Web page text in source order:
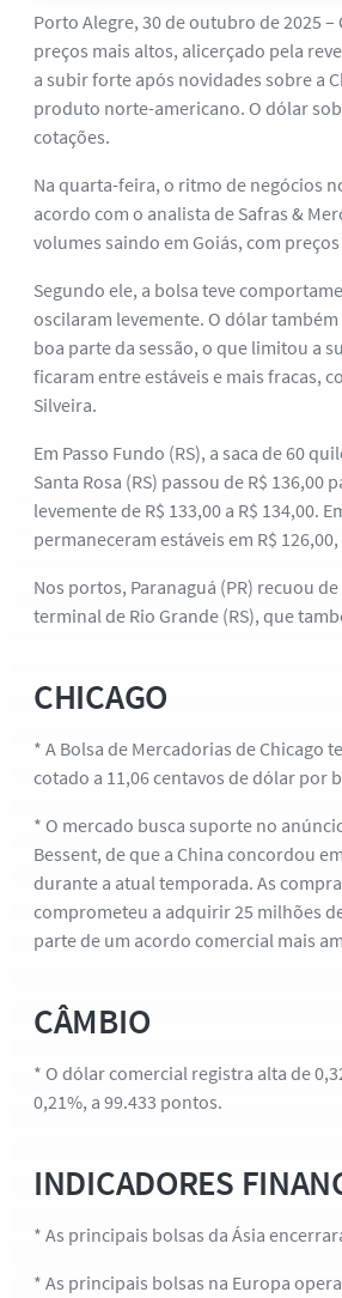
Porto Alegre, 30 de outubro de 2025
preços mais altos, alicerçado pela
a subir forte após novidades sobre a
produto norte-americano. O dólar
cotações.
Na quarta-feira, o ritmo de negócios
acordo com o analista de Safras &
volumes saindo em Goiás, com
Segundo ele, a bolsa teve
oscilaram levemente. O dólar
boa parte da sessão, o que limitou a
ficaram entre estáveis e mais fracas,
Silveira.
Em Passo Fundo (RS), a saca de 60
Santa Rosa (RS) passou de R$ 136,00
levemente de R$ 133,00 a R$ 134,00.
permaneceram estáveis em R$
Nos portos, Paranaguá (PR) recuou
terminal de Rio Grande (RS), que
CHICAGO
* A Bolsa de Mercadorias de Chicago
cotado a 11,06 centavos de dólar por
* O mercado busca suporte no
Bessent, de que a China concordou
durante a atual temporada. As
comprometeu a adquirir 25 milhões
parte de um acordo comercial mais
CÂMBIO
* O dólar comercial registra alta de
0,21%, a 99.433 pontos.
INDICADORES
* As principais bolsas da Ásia
* As principais bolsas na Europa